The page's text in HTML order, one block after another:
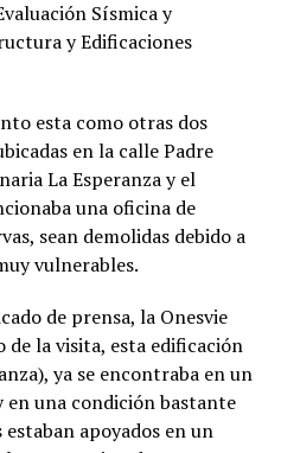
Sísmica y
y Edificaciones
esta como otras dos
en la calle Padre
La Esperanza y el
una oficina de
sean demolidas debido a
vulnerables.
de prensa, la Onesvie
de la visita, esta edificación
ya se encontraba en un
en una condición bastante
apoyados en un